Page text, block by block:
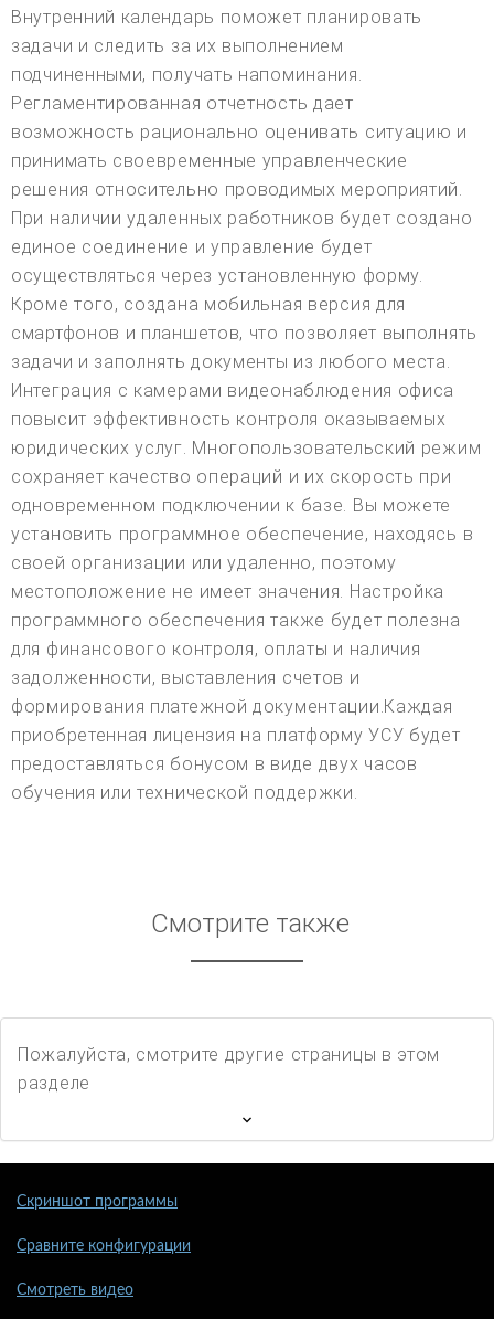
Внутренний календарь поможет планировать
задачи и следить за их выполнением
подчиненными, получать напоминания.
Регламентированная отчетность дает
возможность рационально оценивать ситуацию и
принимать своевременные управленческие
решения относительно проводимых мероприятий.
При наличии удаленных работников будет создано
единое соединение и управление будет
осуществляться через установленную форму.
Кроме того, создана мобильная версия для
смартфонов и планшетов, что позволяет выполнять
задачи и заполнять документы из любого места.
Интеграция с камерами видеонаблюдения офиса
повысит эффективность контроля оказываемых
юридических услуг. Многопользовательский режим
сохраняет качество операций и их скорость при
одновременном подключении к базе. Вы можете
установить программное обеспечение, находясь в
своей организации или удаленно, поэтому
местоположение не имеет значения. Настройка
программного обеспечения также будет полезна
для финансового контроля, оплаты и наличия
задолженности, выставления счетов и
формирования платежной документации.Каждая
приобретенная лицензия на платформу УСУ будет
предоставляться бонусом в виде двух часов
обучения или технической поддержки.
Смотрите также
Пожалуйста, смотрите другие страницы в этом
разделе
Скриншот программы
Сравните конфигурации
Смотреть видео